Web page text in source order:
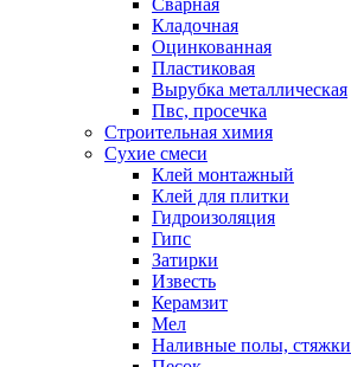
Сварная
Кладочная
Оцинкованная
Пластиковая
Вырубка металлическая
Пвс, просечка
Строительная химия
Сухие смеси
Клей монтажный
Клей для плитки
Гидроизоляция
Гипс
Затирки
Известь
Керамзит
Мел
Наливные полы, стяжки